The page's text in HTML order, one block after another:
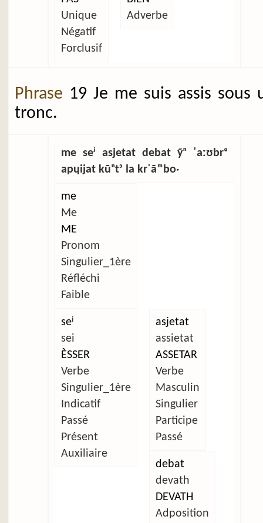
Unique
Négatif
Forclusif
Adverbe
Phrase 19 Je me suis assis
tronc.
me seʲ asjetat debat ỹⁿ ˈaːʊbrᵉ
apɥijat kũⁿtᵓ la krˈãᵐboˑ
me
Me
ME
Pronom
Singulier_1ère
Réfléchi
Faible
seʲ
sei
ÈSSER
Verbe
Singulier_1ère
Indicatif
Passé
Présent
Auxiliaire
asjetat
assietat
ASSETAR
Verbe
Masculin
Singulier
Participe
Passé
debat
devath
DEVATH
Adposition